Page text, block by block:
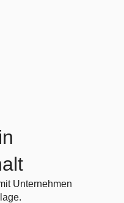
Unternehmen